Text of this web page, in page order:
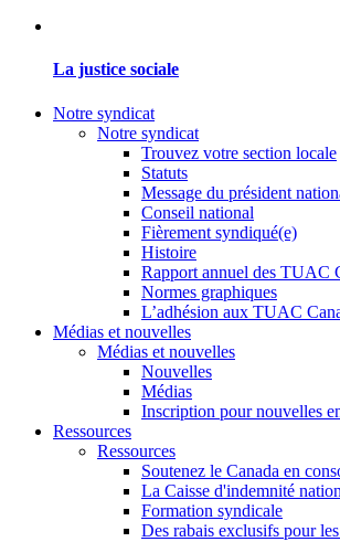
La justice sociale
Notre syndicat
Notre syndicat
Trouvez votre section locale
Statuts
Message du président
Conseil national
Fièrement syndiqué(e)
Histoire
Rapport annuel des TUAC
Normes graphiques
L’adhésion aux TUAC
Médias et nouvelles
Médias et nouvelles
Nouvelles
Médias
Inscription pour nouvelles
Ressources
Ressources
Soutenez le Canada en
La Caisse d'indemnité
Formation syndicale
Des rabais exclusifs pour